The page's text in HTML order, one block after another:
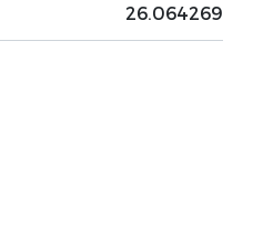
26.064269